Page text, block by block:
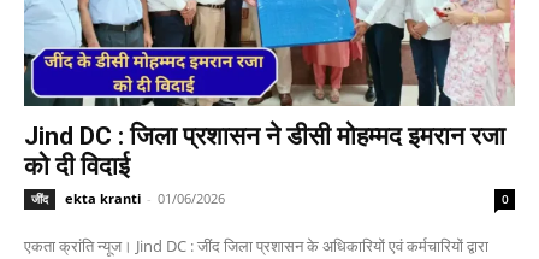
Jind DC : जिला प्रशासन ने डीसी मोहम्मद इमरान रजा
को दी विदाई
जींद ekta kranti - 01/06/2026 0
एकता क्रांति न्यूज। Jind DC : जींद जिला प्रशासन के अधिकारियों एवं कर्मचारियों द्वारा